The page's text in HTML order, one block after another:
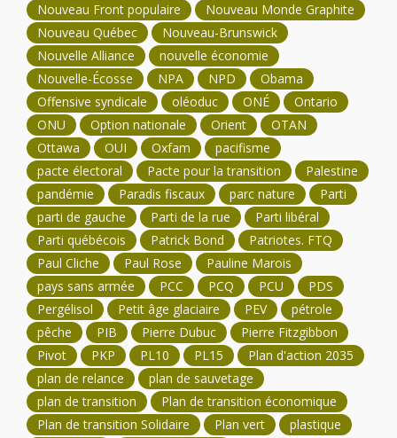
Nouveau Front populaire
Nouveau Monde Graphite
Nouveau Québec
Nouveau-Brunswick
Nouvelle Alliance
nouvelle économie
Nouvelle-Écosse
NPA NPD
Obama
Offensive syndicale
oléoduc ONÉ
Ontario
ONU
Option nationale Orient
OTAN
Ottawa
OUI Oxfam
pacifisme
pacte électoral
Pacte pour la transition
Palestine
pandémie
Paradis fiscaux parc nature
Parti
parti de gauche
Parti de la rue
Parti libéral
Parti québécois
Patrick Bond
Patriotes. FTQ
Paul Cliche
Paul Rose
Pauline Marois
pays sans armée
PCC PCQ PCU
PDS
Pergélisol
Petit âge glaciaire PEV
pétrole
pêche
PIB Pierre Dubuc
Pierre Fitzgibbon
Pivot
PKP PL10 PL15
Plan d'action 2035
plan de relance
plan de sauvetage
plan de transition
Plan de transition économique
Plan de transition Solidaire
Plan vert
plastique